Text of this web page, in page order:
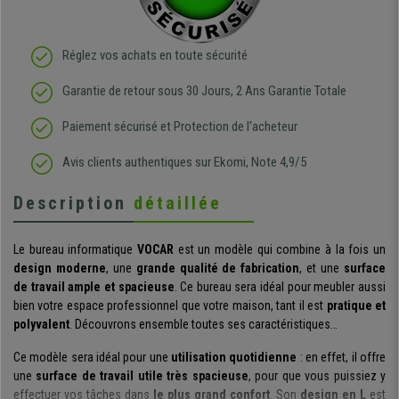
Réglez vos achats en toute sécurité
Garantie de retour sous 30 Jours, 2 Ans Garantie Totale
Paiement sécurisé et Protection de l'acheteur
Avis clients authentiques sur Ekomi, Note 4,9/5
Description détaillée
Le bureau informatique VOCAR est un modèle qui combine à la fois un
design moderne, une grande qualité de fabrication, et une surface
de travail ample et spacieuse. Ce bureau sera idéal pour meubler aussi
bien votre espace professionnel que votre maison, tant il est pratique et
polyvalent. Découvrons ensemble toutes ses caractéristiques…
Ce modèle sera idéal pour une utilisation quotidienne : en effet, il offre
une surface de travail utile très spacieuse, pour que vous puissiez y
effectuer vos tâches dans le plus grand confort. Son design en L est